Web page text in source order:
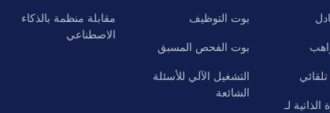
لـ
بوت التوظيف
بوت الفحص المسبق
التشغيل الآلي للأسئلة
الشائعة
مقابلة منظمة بالذكاء
الاصطناعي